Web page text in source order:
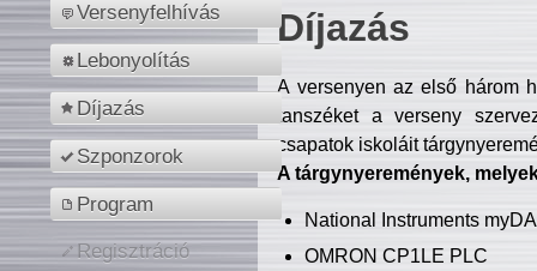
Versenyfelhívás
Lebonyolítás
Díjazás
Szponzorok
Program
Regisztráció
Díjazás
A versenyen az első három
tanszéket a verseny
csapatok iskoláit
A tárgynyeremények,
National Instruments
OMRON CP1LE PLC